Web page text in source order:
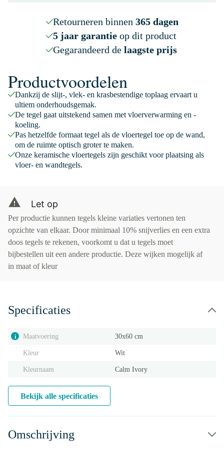
Retourneren binnen 365 dagen
5 jaar garantieop dit product
Gegarandeerd de laagste prijs
Productvoordelen
Dankzij de slijt-, vlek- en krasbestendige toplaag ervaart u
ultiem onderhoudsgemak.
De tegel gaat uitstekend samen met vloerverwarming en -
koeling.
Pas hetzelfde formaat tegel als de vloertegel toe op de wand,
om de ruimte optisch groter te maken.
Onze keramische vloertegels zijn geschikt voor plaatsing als
vloer- en wandtegels.
Let op
Per productie kunnen tegels kleine variaties vertonen ten
opzichte van elkaar. Door minimaal 10% snijverlies en een extra
doos tegels te rekenen, voorkomt u dat u tegels moet
bijbestellen uit een andere productie. Deze wijken mogelijk af
in maat of kleur
Specificaties
i Maatvoering 30x60 cm
Kleur Wit
Kleurnaam Calm Ivory
Bekijk alle specificaties
Omschrijving